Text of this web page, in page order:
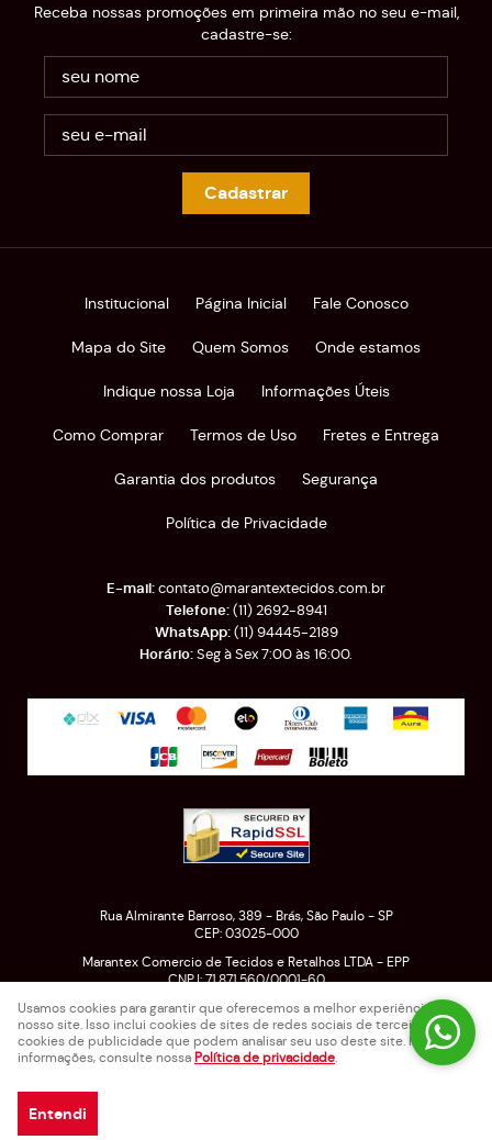
Receba nossas promoções em primeira mão no seu e-mail,
cadastre-se:
Cadastrar
Institucional Página Inicial Fale Conosco
Mapa do Site Quem Somos Onde estamos
Indique nossa Loja Informações Úteis
Como Comprar Termos de Uso Fretes e Entrega
Garantia dos produtos Segurança
Política de Privacidade
(11)2692-8941
(11)94445-2189
Seg à Sex 7:00 às 16:00.
contato@marantextecidos.com.br
Rua Almirante Barroso, 389 - Brás, São Paulo- SP
CEP: 03025-000
Marantex Comercio de Tecidos e Retalhos LTDA - EPP
CNPJ: 71.871.560/0001-60
LOJA VIRTUAL CRIADA POR
Usamos cookies para garantir que oferecemos a melhor experiência em
nosso site. Isso inclui cookies de sites de redes sociais de terceiros e
cookies de publicidade que podem analisar seu uso deste site. Para mais
informações, consulte nossa Política de privacidade.
Entendi